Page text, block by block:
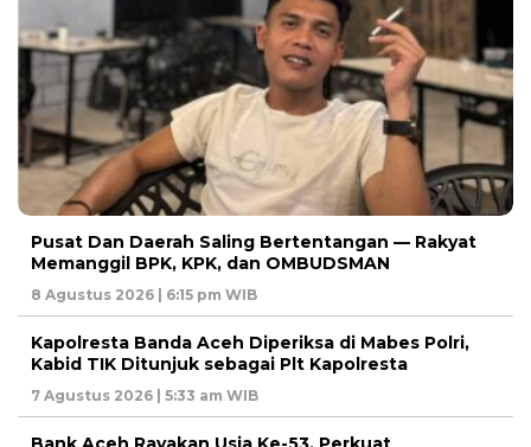
Pusat Dan Daerah Saling Bertentangan — Rakyat
Memanggil BPK, KPK, dan OMBUDSMAN
8 Agustus 2026 | 6:15 pm WIB
Kapolresta Banda Aceh Diperiksa di Mabes Polri,
Kabid TIK Ditunjuk sebagai Plt Kapolresta
7 Agustus 2026 | 5:33 am WIB